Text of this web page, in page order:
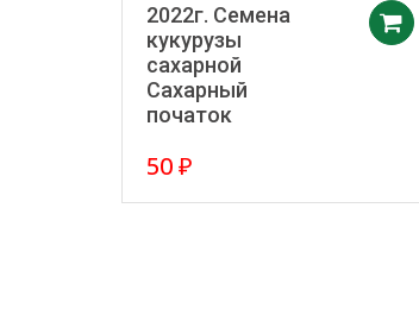
2022г. Семена
кукурузы
сахарной
Сахарный
початок
50₽